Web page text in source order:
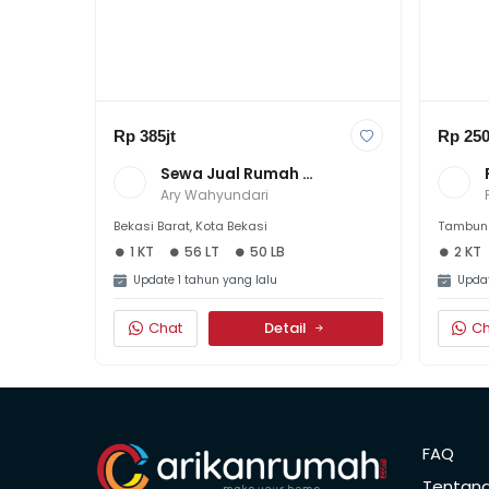
Rp 385jt
Sewa Jual Rumah
Kontrakan Di Bintara 9
Bekasi Kota
Ary Wahyundari
Bekasi Barat, Kota Bekasi
1 KT 56 LT 50 LB
Update 1 tahun yang lalu
Chat Detail
Rp
2 KT
FAQ